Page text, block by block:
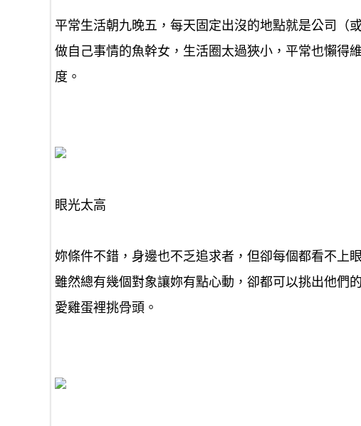
平常生活朝九晚五 ，每天固定出沒的地點就是公司 （
做自己事情的魚幹女，生活圈太過狹小 ，平常也懶得
度。
眼光太高
妳條件不錯，身邊也不乏追求者，但卻每個都看不上
雖然總有幾個對象讓妳有點心動，卻都可以挑出他們
愛雞蛋裡挑骨頭 。